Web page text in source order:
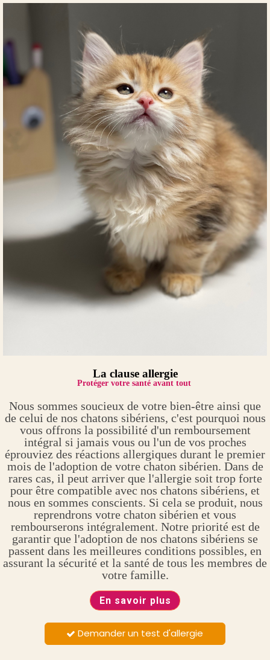
La clause allergie
Protéger votre santé avant tout
Nous sommes soucieux de votre bien-être ainsi que
de celui de nos chatons sibériens, c'est pourquoi nous
vous offrons la possibilité d'un remboursement
intégral si jamais vous ou l'un de vos proches
éprouviez des réactions allergiques durant le premier
mois de l'adoption de votre chaton sibérien. Dans de
rares cas, il peut arriver que l'allergie soit trop forte
pour être compatible avec nos chatons sibériens, et
nous en sommes conscients. Si cela se produit, nous
reprendrons votre chaton sibérien et vous
rembourserons intégralement. Notre priorité est de
garantir que l'adoption de nos chatons sibériens se
passent dans les meilleures conditions possibles, en
assurant la sécurité et la santé de tous les membres de
votre famille.
En savoir plus
 Demander un test d'allergie